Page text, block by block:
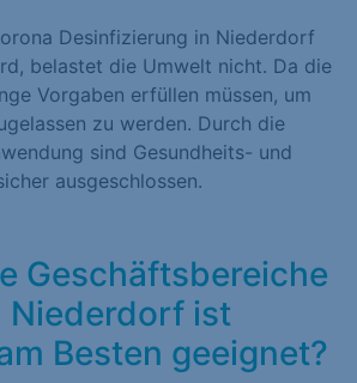
Desinfizierung in Niederdorf
belastet die Umwelt nicht. Da die
Vorgaben erfüllen müssen, um
zu werden. Durch die
sind Gesundheits- und
ausgeschlossen.
Geschäftsbereiche
Niederdorf ist
Besten geeignet?